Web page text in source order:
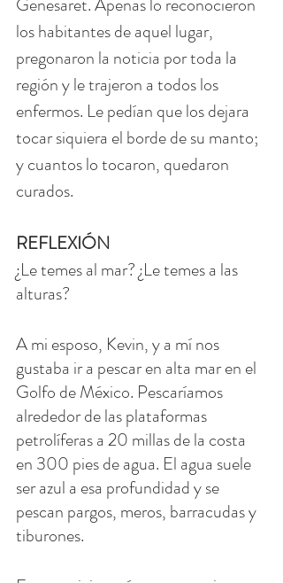
los habitantes de aquel lugar,
pregonaron la noticia por toda la
región y le trajeron a todos los
enfermos. Le pedían que los dejara
tocar siquiera el borde de su manto;
y cuantos lo tocaron, quedaron
curados.
REFLEXIÓN
¿Le temes al mar? ¿Le temes a las
alturas?
A mi esposo, Kevin, y a mí nos
gustaba ir a pescar en alta mar en el
Golfo de México. Pescaríamos
alrededor de las plataformas
petrolíferas a 20 millas de la costa
en 300 pies de agua. El agua suele
ser azul a esa profundidad y se
pescan pargos, meros, barracudas y
tiburones.